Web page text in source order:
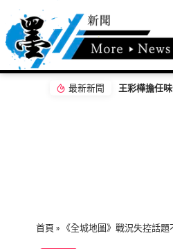
最新新聞 王彩樺擔任
首頁 » 《全城地圖》戰況失控話